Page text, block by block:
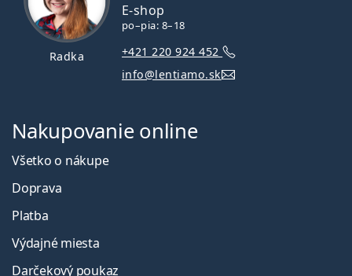
Radka
E-shop
po–pia: 8–18
+421 220 924 452
info@lentiamo.sk
Nakupovanie online
Všetko o nákupe
Doprava
Platba
Výdajné miesta
Darčekový poukaz